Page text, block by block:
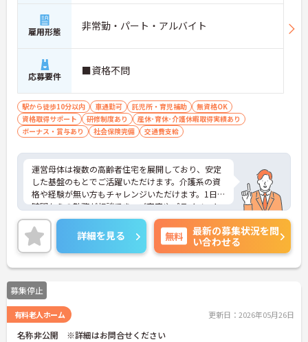
雇用形態 非常勤・パート・アルバイト
応募要件 ■資格不問
駅から徒歩10分以内 車通勤可 託児所・育児補助
無資格OK
資格取得サポート
研修制度あり
産休･育休･介護休暇取得実績あり
ボーナス・賞与あり
社会保険完備 交通費支給
運営母体は複数の高齢者住宅を展開しており、安定
した基盤のもとでご活躍いただけます。介護系の資
格や経験が無い方もチャレンジいただけます。1日4
時間からの勤務が相談でき、ご家庭やプライベート
との両立もしやすい環境です。賞与（年2回、諸条件
あり）や昇給の実績もあり、あなたの頑張りがしっ
かりと評価されます。無料の社員給食（1日1食）
や、育休からの復職をサポートする育児給付金+
（プラス）制度（最大10万円）、資格取得支援制度
（最大10万円補助）など、福利厚生も充実していま
す。社内研修やキャリアパス制度も整っており、ス
キルアップを目指したい方にも最適です。ご興味の
ある方には、面接対策ポイントなど、さらに詳細を
お話ししますのでお気軽にご相談ください！
詳細を見る 無料
最新の募集状況を問
い合わせる
募集停止
有料老人ホーム 更新日：2026年05月26日
名称非公開 ※詳細はお問合せください